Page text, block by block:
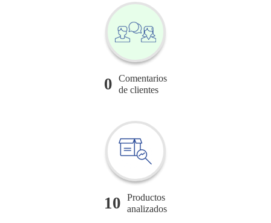
0
Comentarios
de clientes
10
Productos
analizados